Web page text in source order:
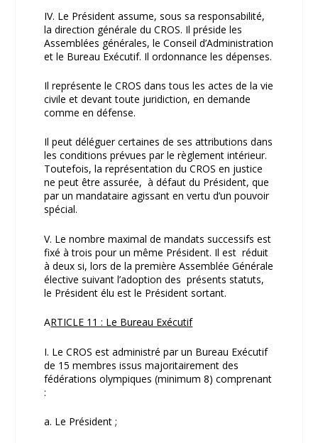
IV. Le Président assume, sous sa responsabilité,
la direction générale du CROS. Il préside les
Assemblées générales, le Conseil d’Administration
et le Bureau Exécutif. Il ordonnance les dépenses.
Il représente le CROS dans tous les actes de la vie
civile et devant toute juridiction, en demande
comme en défense.
Il peut déléguer certaines de ses attributions dans
les conditions prévues par le règlement intérieur.
Toutefois, la représentation du CROS en justice
ne peut être assurée, à défaut du Président, que
par un mandataire agissant en vertu d’un pouvoir
spécial.
V. Le nombre maximal de mandats successifs est
fixé à trois pour un même Président. Il est réduit
à deux si, lors de la première Assemblée Générale
élective suivant l’adoption des présents statuts,
le Président élu est le Président sortant.
ARTICLE 11 : Le Bureau Exécutif
I. Le CROS est administré par un Bureau Exécutif
de 15 membres issus majoritairement des
fédérations olympiques (minimum 8) comprenant
:
a. Le Président ;